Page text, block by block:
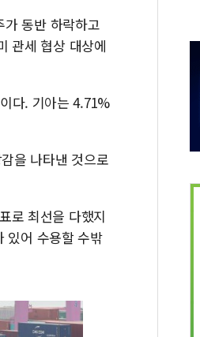
역대 최고치 경신…한낮 총수요
군과 사우디 동시 공격… 위기 고조되는
동반 하락하고
관세 협상 대상에
다. 기아는 4.71%
을 나타낸 것으로
로 최선을 다했지
있어 수용할 수밖